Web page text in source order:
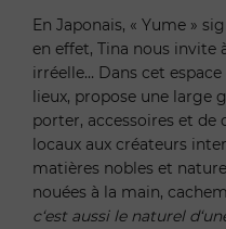
En Japonais, « Yume »
en effet, Tina nous invite
irréelle… Dans cet
lieux, propose une large
porter, accessoires et de
locaux aux créateurs
matières nobles et
nouées à la main,
c‘est aussi le naturel d‘